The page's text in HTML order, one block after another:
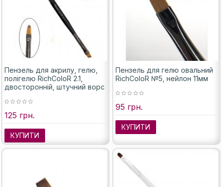
Пензель для акрилу, гелю,
полігелю RichColoR 2.1,
двосторонній, штучний ворс
125 грн.
КУПИТИ
Пензель для гелю овальний
RichColoR №5, нейлон 11мм
95 грн.
КУПИТИ